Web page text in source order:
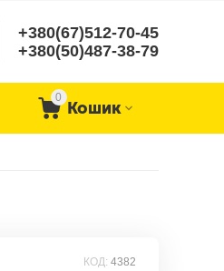
+380(67)512-70-45
+380(50)487-38-79
0
Кошик
КОД: 4382